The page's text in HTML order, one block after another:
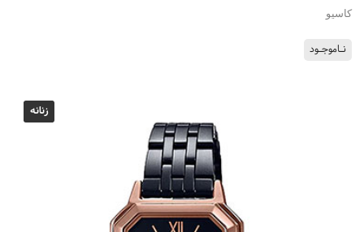
کاسیو
نـاموجـود
زنانه